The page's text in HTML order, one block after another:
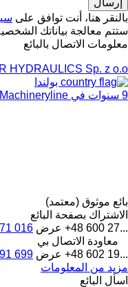
بالنقر هنا، أنت توافق على
ستتم معالجة بياناتك
معلومات الاتصال بالبائع
HYDRAULICS Sp. z o.o.
بولندا
9 سنوات في Machineryline
بائع موثوق (معتمد)
الاشتراك بصفحة البائع
+48 600 27... عرض 016
معاودة الاتصال بي
+48 602 19... عرض 699
مزيد من المعلومات
اسأل البائع